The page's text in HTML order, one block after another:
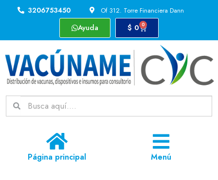
3206753450 Of 312. Torre Financiera Dann
Ayuda $ 0 0
Página principal Menú